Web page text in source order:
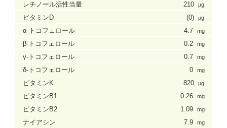
レチノール活性当量 210 µg
ビタミンD (0) µg
α-トコフェロール 4.7 mg
β-トコフェロール 0.2 mg
γ-トコフェロール 0.7 mg
δ-トコフェロール 0 mg
ビタミンK 820 µg
ビタミンB1 0.26 mg
ビタミンB2 1.09 mg
ナイアシン 7.9 mg